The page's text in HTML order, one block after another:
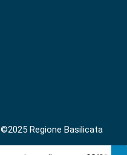
©2025 Regione Basilicata